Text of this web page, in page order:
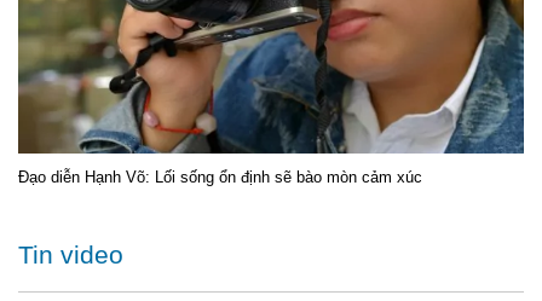
Đạo diễn Hạnh Võ: Lối sống ổn định sẽ bào mòn cảm xúc
Tin video